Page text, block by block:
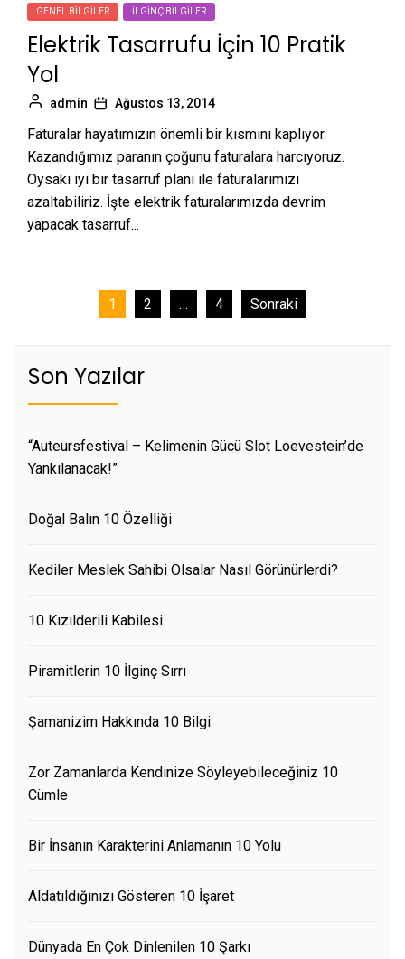
GENEL BILGILER İLGINÇ BILGILER
Elektrik Tasarrufu İçin 10 Pratik
Yol
admin Ağustos 13, 2014
Faturalar hayatımızın önemli bir kısmını kaplıyor.
Kazandığımız paranın çoğunu faturalara harcıyoruz.
Oysaki iyi bir tasarruf planı ile faturalarımızı
azaltabiliriz. İşte elektrik faturalarımızda devrim
yapacak tasarruf...
1 2 … 4 Sonraki
Son Yazılar
“Auteursfestival – Kelimenin Gücü Slot Loevestein’de
Yankılanacak!”
Doğal Balın 10 Özelliği
Kediler Meslek Sahibi Olsalar Nasıl Görünürlerdi?
10 Kızılderili Kabilesi
Piramitlerin 10 İlginç Sırrı
Şamanizim Hakkında 10 Bilgi
Zor Zamanlarda Kendinize Söyleyebileceğiniz 10
Cümle
Bir İnsanın Karakterini Anlamanın 10 Yolu
Aldatıldığınızı Gösteren 10 İşaret
Dünyada En Çok Dinlenilen 10 Şarkı